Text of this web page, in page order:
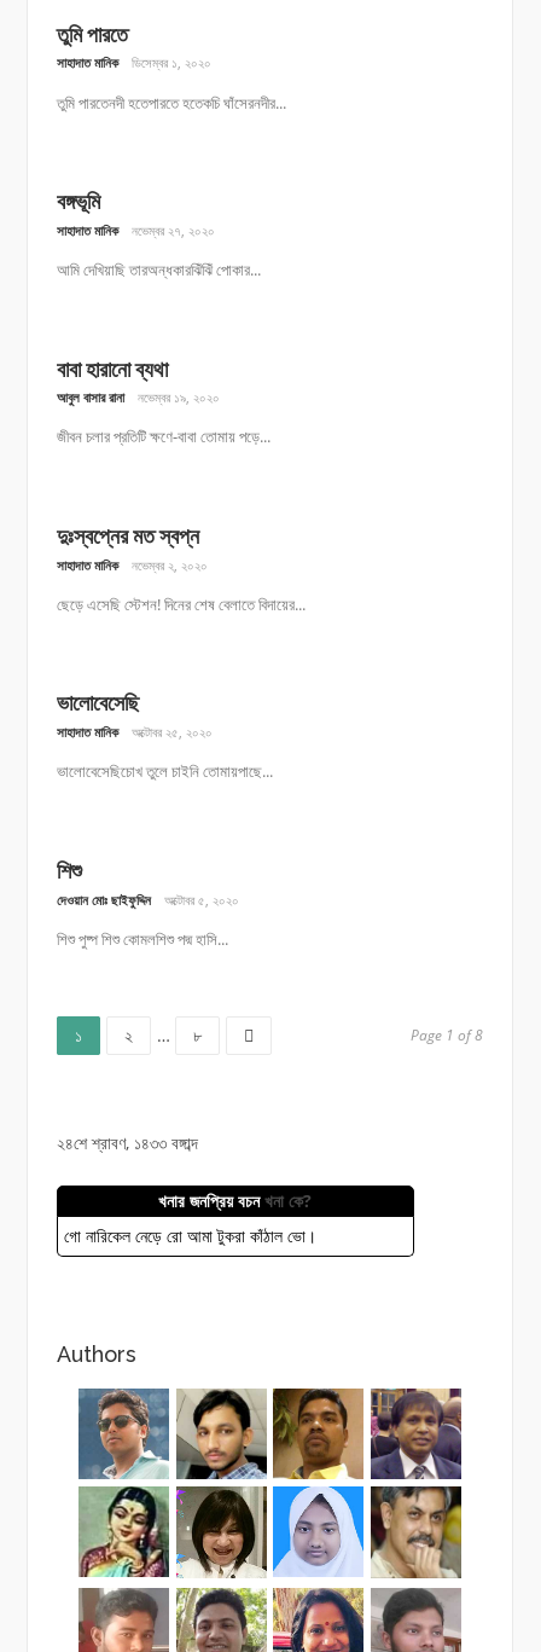
তুমি পারতে
সাহাদাত মানিক ডিসেম্বর ১, ২০২০
তুমি পারতেনদী হতেপারতে হতেকচি ঘাঁসেরনদীর...
বঙ্গভূমি
সাহাদাত মানিক নভেম্বর ২৭, ২০২০
আমি দেখিয়াছি তারঅন্ধকারঝিঁঝিঁ পোকার...
বাবা হারানো ব্যথা
আবুল বাসার রানা নভেম্বর ১৯, ২০২০
জীবন চলার প্রতিটি ক্ষণে-বাবা তোমায় পড়ে...
দুঃস্বপ্নের মত স্বপ্ন
সাহাদাত মানিক নভেম্বর ২, ২০২০
ছেড়ে এসেছি স্টেশন! দিনের শেষ বেলাতে বিদায়ের...
ভালোবেসেছি
সাহাদাত মানিক অক্টোবর ২৫, ২০২০
ভালোবেসেছিচোখ তুলে চাইনি তোমায়পাছে...
শিশু
দেওয়ান মোঃ ছাইফুদ্দিন অক্টোবর ৫, ২০২০
শিশু পুষ্প শিশু কোমলশিশু পদ্ম হাসি...
Posts
Page
১ ২ … ৮ Page 1 of 8
২৪শে শ্রাবণ, ১৪৩৩ বঙ্গাব্দ
খনার জনপ্রিয় বচনখনা কে?
গো নারিকেল নেড়ে রো আমা টুকরা কাঁঠাল ভো।
Authors